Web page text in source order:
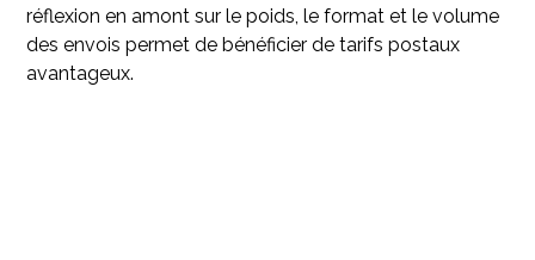
réflexion en amont sur le poids, le format et le volume
des envois permet de bénéficier de tarifs postaux
avantageux.​